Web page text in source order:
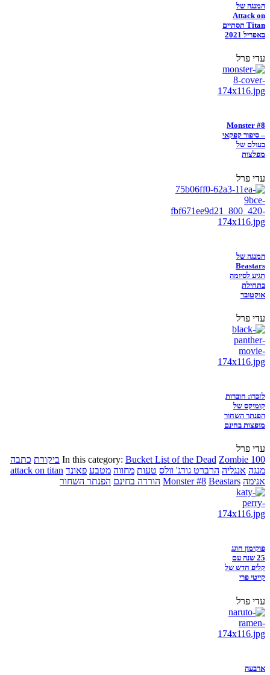
המנגה של
Attack on
Titan תסתיים
באפריל 2021
עדי פרל
Monster #8
– סיפור קפקאי
בעולם של
מפלצות
עדי פרל
המנגה של
Beastars
תגיע לסיומה
בתחילת
אוקטובר
עדי פרל
לזכרו: חוברות
קומיקס של
הפנתר השחור
מופצות בחינם
עדי פרל
In this category: Bucket List of the Dead Zombie 100 ביקורת כתבה
מנגה אנגליה הרברט גורג' וולס טעות מחווה מטבע פאונד attack on titan
אנימה
Monster #8 Beastars הורדה בחינם הפנתר השחור
פוקימון חוגג
25 שנה עם
קליפ חדש של
קייטי פרי
עדי פרל
ארבעה